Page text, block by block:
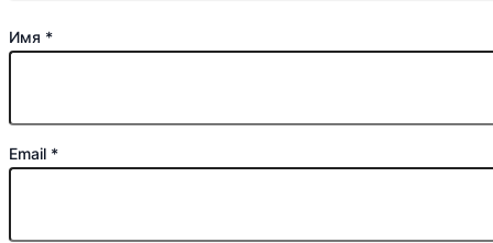
Имя *
Email *